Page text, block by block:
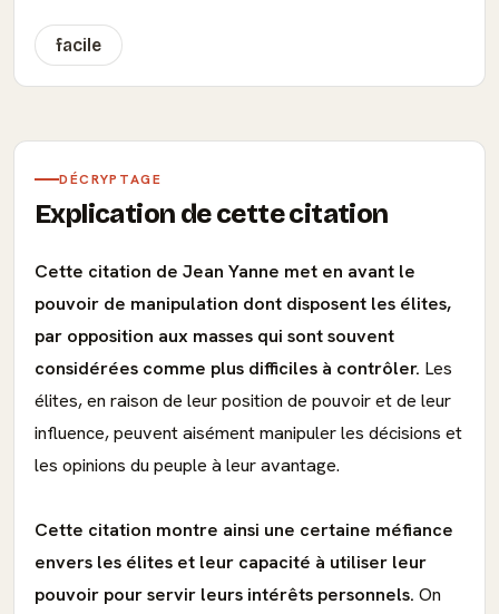
facile
DÉCRYPTAGE
Explication de cette citation
Cette citation de Jean Yanne met en avant le
pouvoir de manipulation dont disposent les élites,
par opposition aux masses qui sont souvent
considérées comme plus difficiles à contrôler. Les
élites, en raison de leur position de pouvoir et de leur
influence, peuvent aisément manipuler les décisions et
les opinions du peuple à leur avantage.
Cette citation montre ainsi une certaine méfiance
envers les élites et leur capacité à utiliser leur
pouvoir pour servir leurs intérêts personnels. On